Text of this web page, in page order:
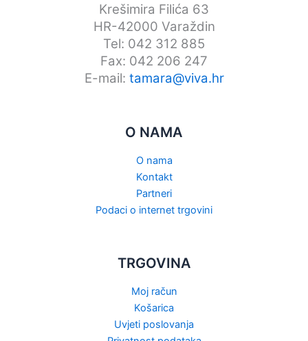
Krešimira Filića 63
HR-42000 Varaždin
Tel: 042 312 885
Fax: 042 206 247
E-mail: tamara@viva.hr
O NAMA
O nama
Kontakt
Partneri
Podaci o internet trgovini
TRGOVINA
Moj račun
Košarica
Uvjeti poslovanja